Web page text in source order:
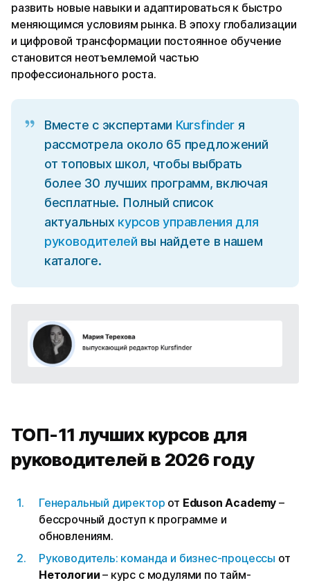
развить новые навыки и адаптироваться к быстро
меняющимся условиям рынка. В эпоху глобализации
и цифровой трансформации постоянное обучение
становится неотъемлемой частью
профессионального роста.
Вместе с экспертами Kursfinder я
рассмотрела около 65 предложений
от топовых школ, чтобы выбрать
более 30 лучших программ, включая
бесплатные. Полный список
актуальных курсов управления для
руководителей вы найдете в нашем
каталоге.
ТОП-11 лучших курсов для
руководителей в 2026 году
Генеральный директор от Eduson Academy –
бессрочный доступ к программе и
обновлениям.
Руководитель: команда и бизнес-процессы от
Нетологии– курс с модулями по тайм-